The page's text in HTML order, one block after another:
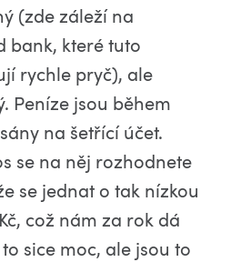
(zde záleží na
bank, které tuto
rychle pryč), ale
Peníze jsou během
na šetřící účet.
se na něj rozhodnete
se jednat o tak nízkou
což nám za rok dá
sice moc, ale jsou to